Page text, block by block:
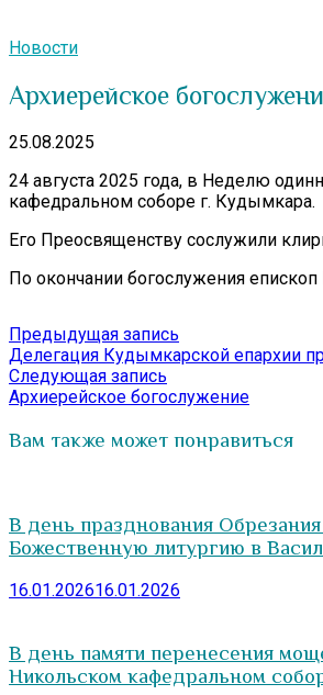
Новости
Архиерейское
25.08.2025
24 августа 2025 года, в Неделю
кафедральном соборе г. Кудымкара.
Его Преосвященству сослужили
По окончании богослужения
Навигация
по
записям
Предыдущая запись
запись:
Делегация Кудымкарской епархии
Следующая запись
запись:
Архиерейское богослужение
Вам также может понравиться
В день празднования
Божественную литургию в
16.01.202616.01.2026
В день памяти перенесения
Никольском кафедральном